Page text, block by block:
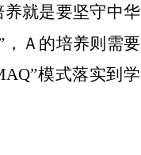
养就是要坚守中华
Ａ的培养则需要
模式落实到学